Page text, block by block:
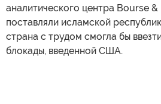
аналитического центра Bourse
поставляли исламской
страна с трудом смогла бы
блокады, введенной США.